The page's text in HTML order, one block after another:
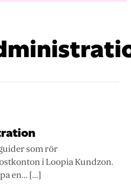
som rör
i Loopia Kundzon.
en... [...]